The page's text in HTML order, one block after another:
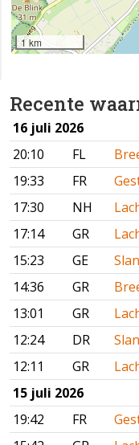
Recente
16 juli 2026
20:10
FL
19:33
FR
17:30
NH
17:14
GR
15:23
GE
14:36
GR
13:01
GR
12:24
DR
12:11
GR
15 juli 2026
19:42
FR
1 km